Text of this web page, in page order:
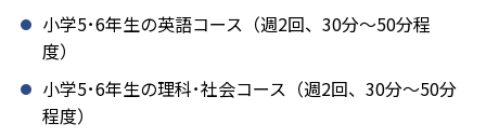
小学5･6年生の英語コース（週2回、30分～50分程
度）
小学5･6年生の理科･社会コース（週2回、30分～50分
程度）